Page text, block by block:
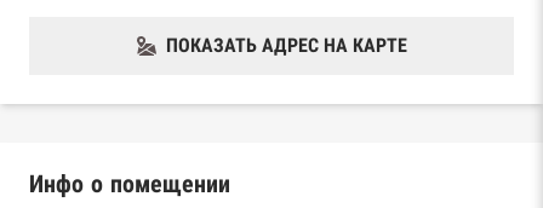
ПОКАЗАТЬ АДРЕС НА КАРТЕ
Инфо о помещении